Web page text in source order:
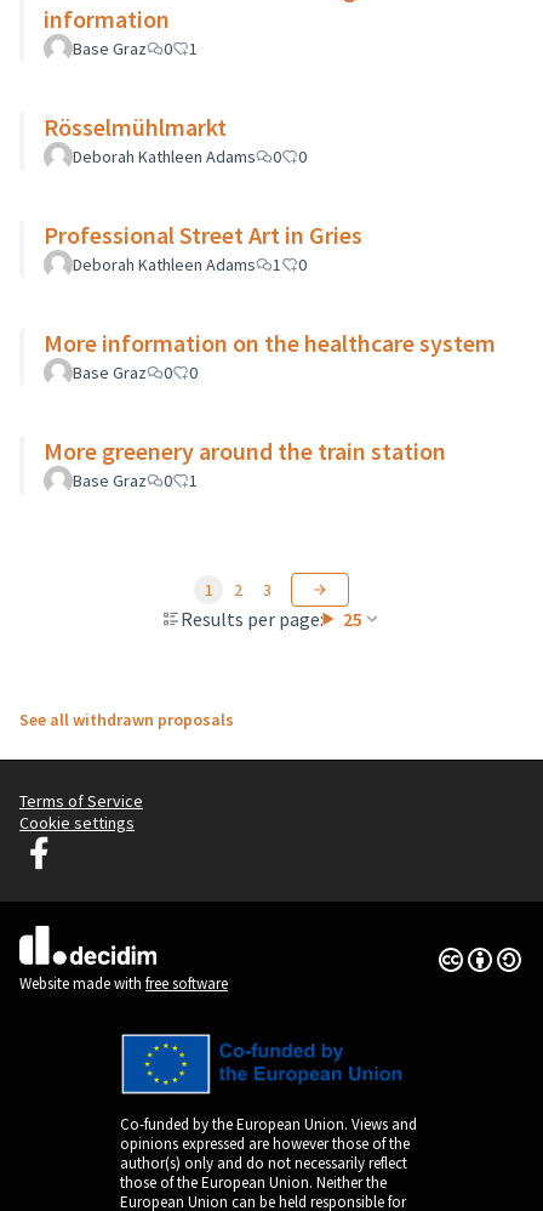
information
Base Graz 0 1
Rösselmühlmarkt
Deborah Kathleen Adams 0 0
Professional Street Art in Gries
Deborah Kathleen Adams 1 0
More information on the healthcare system
Base Graz 0 0
More greenery around the train station
Base Graz 0 1
Results per page: 25
1 2 3
See all withdrawn proposals
Terms of Service
Cookie settings
Graz Gemeinsam Gestalten at Facebook
(External link)
Website made with free software
Creative
(External
Co-funded by the European Union. Views and
opinions expressed are however those of the
author(s) only and do not necessarily reflect
those of the European Union. Neither the
European Union can be held responsible for